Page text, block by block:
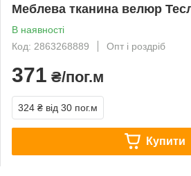
Меблева тканина велюр
В наявності
Код: 2863268889
Опт і роздріб
371 ₴/пог.м
324 ₴ від 30 пог.м
Купити